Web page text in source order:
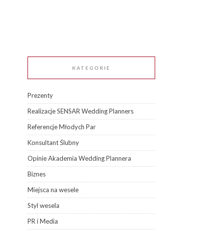
KATEGORIE
Prezenty
Realizacje SENSAR Wedding Planners
Referencje Młodych Par
Konsultant Ślubny
Opinie Akademia Wedding Plannera
Biznes
Miejsca na wesele
Styl wesela
PR i Media